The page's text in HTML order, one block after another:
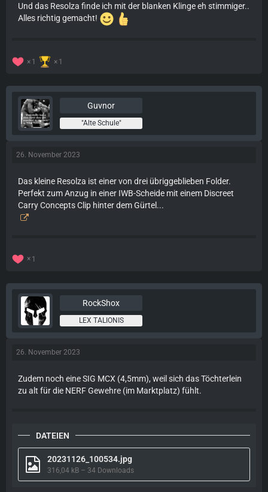
Und das Resolza finde ich mit der blanken Klinge eh stimmiger..
Alles richtig gemacht!
1 1
Guvnor
"Alte Schule"
26. November 2023
Das kleine Resolza ist einer von drei übriggeblieben Folder.
Perfekt zum Anzug in einer IWB-Scheide mit einem Discreet
Carry Concepts Clip hinter dem Gürtel...
1
RockShox
LEX TALIONIS
26. November 2023
Zudem noch eine SIG MCX (4,5mm), weil sich das Töchterlein
zu alt für die NERF Gewehre (im Marktplatz) fühlt.
DATEIEN
20231126_100534.jpg
316,04 kB – 34 Downloads